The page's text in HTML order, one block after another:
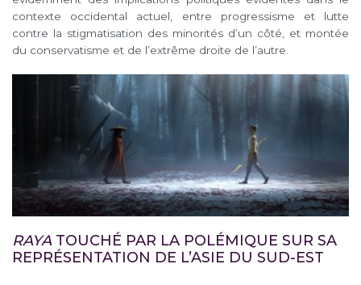
contexte occidental actuel, entre progressisme et lutte
contre la stigmatisation des minorités d’un côté, et montée
du conservatisme et de l’extrême droite de l’autre.
RAYA TOUCHÉ PAR LA POLÉMIQUE SUR SA
REPRÉSENTATION DE L’ASIE DU SUD-EST